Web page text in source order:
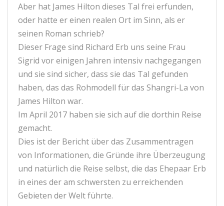
Aber hat James Hilton dieses Tal frei erfunden,
oder hatte er einen realen Ort im Sinn, als er
seinen Roman schrieb?
Dieser Frage sind Richard Erb uns seine Frau
Sigrid vor einigen Jahren intensiv nachgegangen
und sie sind sicher, dass sie das Tal gefunden
haben, das das Rohmodell für das Shangri-La von
James Hilton war.
Im April 2017 haben sie sich auf die dorthin Reise
gemacht.
Dies ist der Bericht über das Zusammentragen
von Informationen, die Gründe ihre Überzeugung
und natürlich die Reise selbst, die das Ehepaar Erb
in eines der am schwersten zu erreichenden
Gebieten der Welt führte.